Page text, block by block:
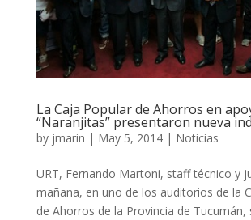
La Caja Popular de Ahorros en
“Naranjitas” presentaron nueva
by jmarin | May 5, 2014| Noticias
URT, Fernando Martoni, staff técnico y
mañana, en uno de los auditorios de la
de Ahorros de la Provincia de Tucumán,